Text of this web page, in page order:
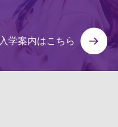
入学案内はこちら